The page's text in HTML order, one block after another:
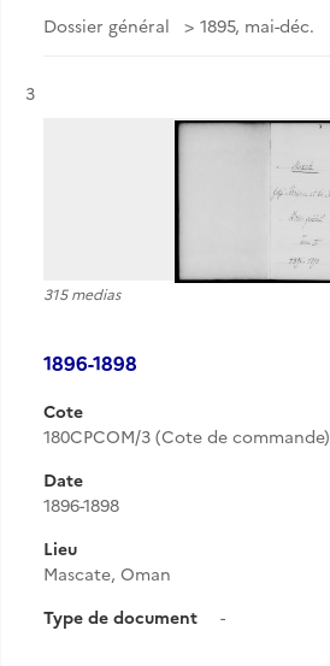
Dossier général
1895, mai-déc.
Résultat n°
3
315 medias
1896-1898
Cote
180CPCOM/3 (Cote de commande)
Date
1896-1898
Lieu
Mascate, Oman
Type de document
-